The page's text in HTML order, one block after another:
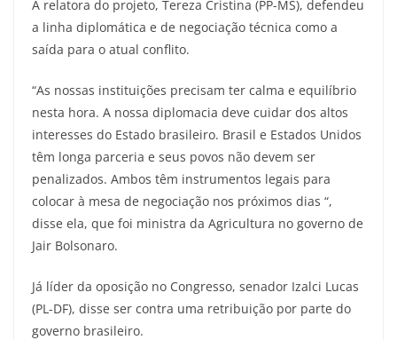
A relatora do projeto, Tereza Cristina (PP-MS), defendeu
a linha diplomática e de negociação técnica como a
saída para o atual conflito.
“As nossas instituições precisam ter calma e equilíbrio
nesta hora. A nossa diplomacia deve cuidar dos altos
interesses do Estado brasileiro. Brasil e Estados Unidos
têm longa parceria e seus povos não devem ser
penalizados. Ambos têm instrumentos legais para
colocar à mesa de negociação nos próximos dias “,
disse ela, que foi ministra da Agricultura no governo de
Jair Bolsonaro.
Já líder da oposição no Congresso, senador Izalci Lucas
(PL-DF), disse ser contra uma retribuição por parte do
governo brasileiro.